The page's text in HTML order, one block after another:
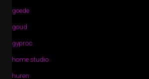
goede
goud
gyproc
home studio
huren